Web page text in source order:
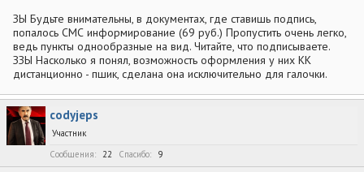
ЗЫ Будьте внимательны, в документах, где ставишь подпись,
попалось СМС информирование (69 руб.) Пропустить очень легко,
ведь пункты однообразные на вид. Читайте, что подписываете.
ЗЗЫ Насколько я понял, возможность оформления у них КК
дистанционно - пшик, сделана она исключительно для галочки.
codyjeps
Участник
Сообщения
22 Спасибо 9